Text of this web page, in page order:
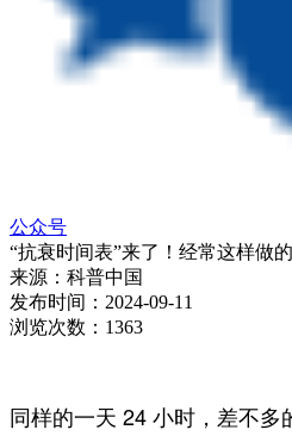
公众号
“抗衰时间表”来了！经常这样做
来源： 科普中国
发布时间： 2024-09-11
浏览次数： 1363
同样的一天 24 小时，差不